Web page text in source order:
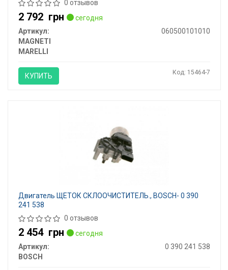
0 отзывов
2 792 грн
сегодня
Артикул:
060500101010
MAGNETI
MARELLI
КУПИТЬ Код: 15464-7
Двигатель ЩЕТОК СКЛООЧИСТИТЕЛЬ., BOSCH- 0 390
241 538
0 отзывов
2 454 грн
сегодня
Артикул:
0 390 241 538
BOSCH